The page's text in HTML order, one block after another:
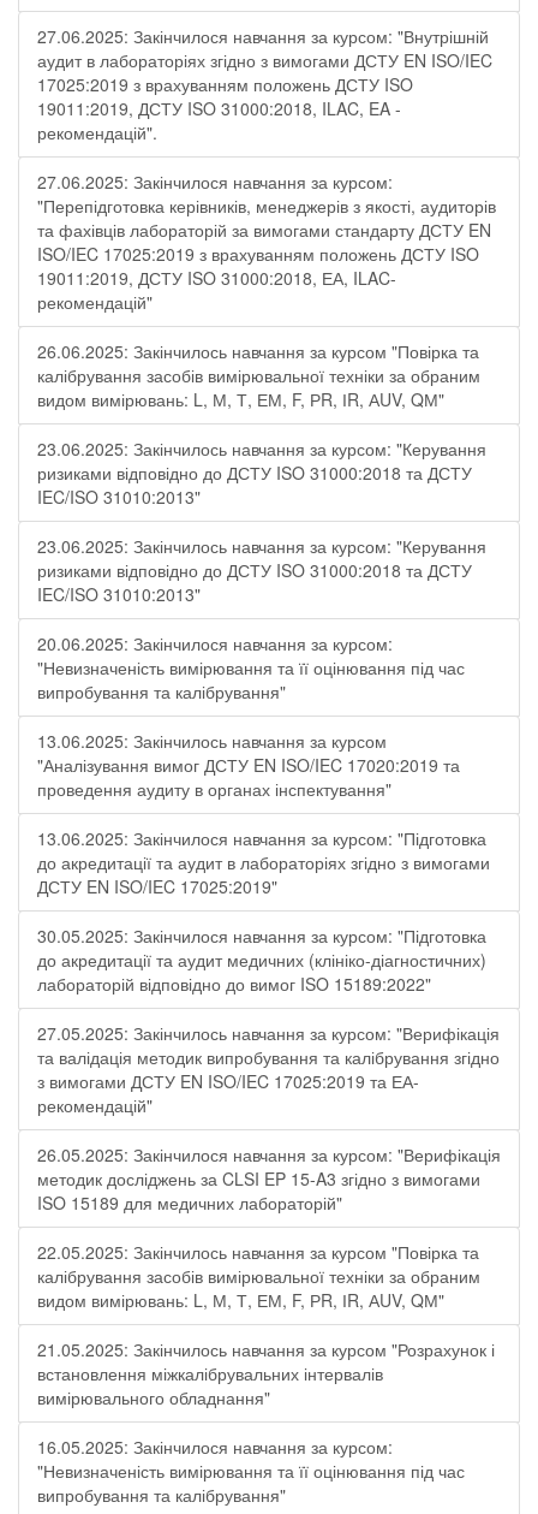
27.06.2025: Закінчилося навчання за курсом: "Внутрішній
аудит в лабораторіях згідно з вимогами ДСТУ EN ISO/IEC
17025:2019 з врахуванням положень ДСТУ ISO
19011:2019, ДСТУ ISO 31000:2018, ILAC, EA -
рекомендацій".
27.06.2025: Закінчилося навчання за курсом:
"Перепідготовка керівників, менеджерів з якості, аудиторів
та фахівців лабораторій за вимогами стандарту ДСТУ EN
ISO/IEC 17025:2019 з врахуванням положень ДСТУ ISO
19011:2019, ДСТУ ISO 31000:2018, ЕА, ILAC-
рекомендацій"
26.06.2025: Закінчилось навчання за курсом "Повірка та
калібрування засобів вимірювальної техніки за обраним
видом вимірювань: L, М, Т, ЕМ, F, РR, ІR, АUV, QМ"
23.06.2025: Закінчилось навчання за курсом: "Керування
ризиками відповідно до ДСТУ ISO 31000:2018 та ДСТУ
IEC/ISO 31010:2013"
23.06.2025: Закінчилось навчання за курсом: "Керування
ризиками відповідно до ДСТУ ISO 31000:2018 та ДСТУ
IEC/ISO 31010:2013"
20.06.2025: Закінчилося навчання за курсом:
"Невизначеність вимірювання та її оцінювання під час
випробування та калібрування"
13.06.2025: Закінчилось навчання за курсом
"Аналізування вимог ДСТУ EN ISO/IEC 17020:2019 та
проведення аудиту в органах інспектування"
13.06.2025: Закінчилося навчання за курсом: "Підготовка
до акредитації та аудит в лабораторіях згідно з вимогами
ДСТУ EN ISO/IEC 17025:2019"
30.05.2025: Закінчилося навчання за курсом: "Підготовка
до акредитації та аудит медичних (клініко-діагностичних)
лабораторій відповідно до вимог ISO 15189:2022"
27.05.2025: Закінчилось навчання за курсом: "Верифікація
та валідація методик випробування та калібрування згідно
з вимогами ДСТУ EN ISO/IEC 17025:2019 та ЕА-
рекомендацій"
26.05.2025: Закінчилося навчання за курсом: "Верифікація
методик досліджень за CLSI EP 15-A3 згідно з вимогами
ISO 15189 для медичних лабораторій"
22.05.2025: Закінчилось навчання за курсом "Повірка та
калібрування засобів вимірювальної техніки за обраним
видом вимірювань: L, М, Т, ЕМ, F, РR, ІR, АUV, QМ"
21.05.2025: Закінчилось навчання за курсом "Розрахунок і
встановлення міжкалібрувальних інтервалів
вимірювального обладнання"
16.05.2025: Закінчилося навчання за курсом:
"Невизначеність вимірювання та її оцінювання під час
випробування та калібрування"